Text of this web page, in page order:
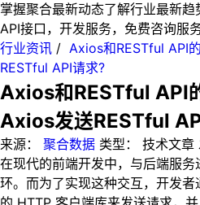
掌握聚合最新动态了解行业最新趋
API接口，开发服务，免费咨询服
行业资讯 / Axios和RESTful API
RESTful API请求?
Axios和RESTful API
Axios发送RESTful
来源： 聚合数据 类型： 技术文章
在现代的前端开发中，与后端服
环。而为了实现这种交互，开发